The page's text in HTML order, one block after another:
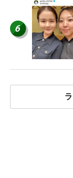
6